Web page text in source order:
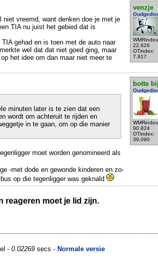
venzje
22.626
OTindex:
7.917
niet vreemd, want denken doe je met je
TIA nu juist het gebied dat is
gehad en is toen met de auto naar
wel dat dat niet goed ging, maar
het idee om dan maar niet meer te
botte
90.824
OTindex:
39.090
minuten later is te zien dat een
wordt om achteruit te rijden en
in te gaan, om op die manier
moet worden genomineerd als
-met dode en gewonde kinderen en zo-
op die tegenligger was geknald
reageren moet je lid zijn.
- 0.02269 secs - Normale versie